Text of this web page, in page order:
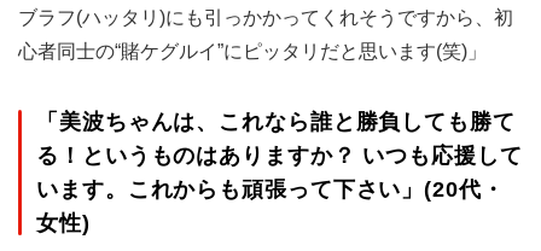
ブラフ(ハッタリ)にも引っかかってくれそうですから、初
心者同士の“賭ケグルイ”にピッタリだと思います(笑)」
「美波ちゃんは、これなら誰と勝負しても勝て
る！というものはありますか？ いつも応援して
います。これからも頑張って下さい」(20代・
女性)